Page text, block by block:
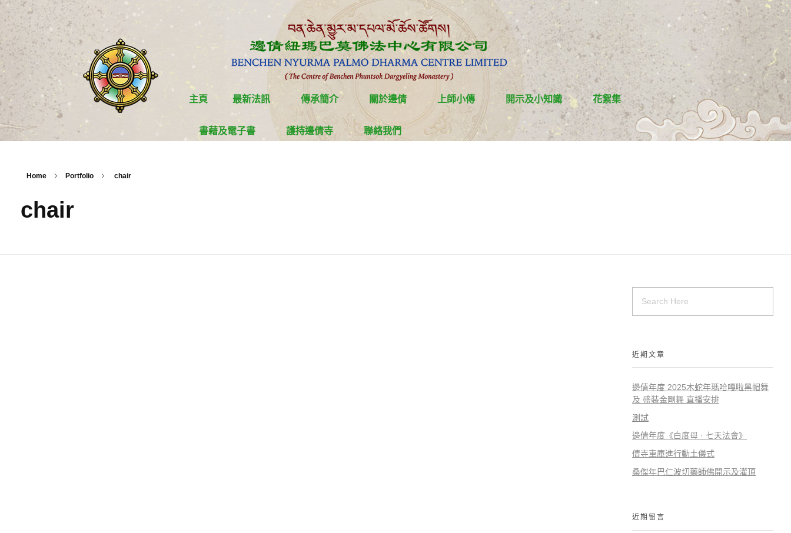
主頁 最新法訊 傳承簡介 關於邊倩 上師小傳 開示及小知識 花絮集
書藉及電子書 護持邊倩寺 聯絡我們
Home Portfolio chair
chair
近期文章
邊倩年度 2025木蛇年瑪哈嘎啦黑帽舞
及 盛裝金剛舞 直播安排
測試
邊倩年度《白度母 · 七天法會》
倩寺車庫進行動土儀式
桑傑年巴仁波切藥師佛開示及灌頂
近期留言